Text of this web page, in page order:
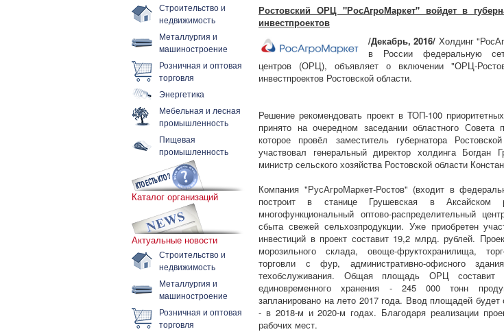
Строительство и
недвижимость
Металлургия и
машиностроение
Розничная и оптовая
торговля
Энергетика
Мебельная и лесная
промышленность
Пищевая
промышленность
Каталог организаций
Актуальные новости
Строительство и
недвижимость
Металлургия и
машиностроение
Розничная и оптовая
торговля
Ростовский ОРЦ "РосАгроМаркет" войдет в
инвестпроектов
/Декабрь, 2016/ Холдинг
в России федеральную
центров (ОРЦ), объявляет о включении "ОРЦ-
инвестпроектов Ростовской области.
Решение рекомендовать проект в ТОП-100
принято на очередном заседании областного Совета
которое провёл заместитель губернатора
участвовал генеральный директор холдинга Богдан
министр сельского хозяйства Ростовской области
Компания "РусАгроМаркет-Ростов" (входит в
построит в станице Грушевская в Аксайском
многофункциональный оптово-распределительный
сбыта свежей сельхозпродукции. Уже приобретен
инвестиций в проект составит 19,2 млрд. рублей.
морозильного склада, овоще-фруктохранилища,
торговли с фур, административно-офисного
техобслуживания. Общая площадь ОРЦ
единовременного хранения - 245 000 тонн
запланировано на лето 2017 года. Ввод площадей
- в 2018-м и 2020-м годах. Благодаря реализации
рабочих мест.